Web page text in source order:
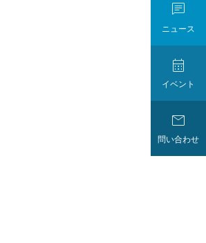

ニュース

イベント

問い合わせ